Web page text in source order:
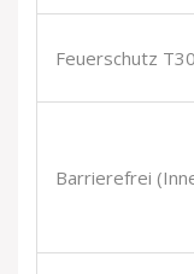
Feuerschutz
Barrierefrei